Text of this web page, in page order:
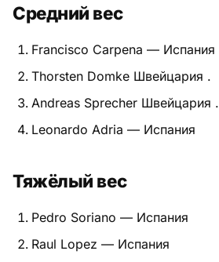
Растяжка и ОФП
Терминология
Травмы
Средний вес
Francisco Carpena — Испания
Thorsten Domke Швейцария .
Andreas Sprecher Швейцария .
Leonardo Adria — Испания
Тяжёлый вес
Pedro Soriano — Испания
Raul Lopez — Испания